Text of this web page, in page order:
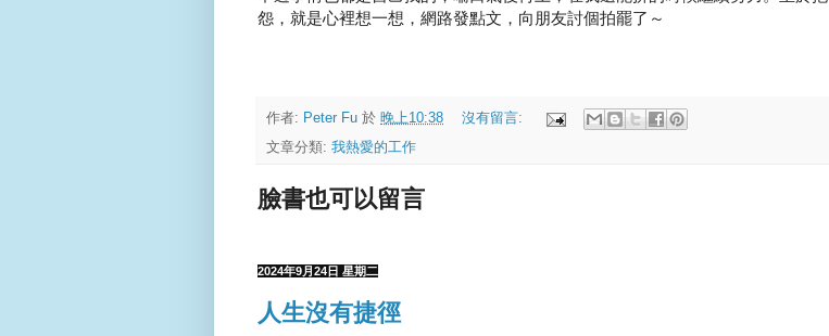
怨，就是心裡想一想，網路發點文，向朋友討個拍罷了～
作者: Peter Fu 於 晚上10:38
沒有留言:
文章分類: 我熱愛的工作
臉書也可以留言
2024年9月24日 星期二
人生沒有捷徑